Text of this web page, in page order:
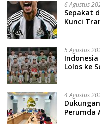
6 Agustus
Sepakat
Kunci
5 Agustus
Lolos ke
4 Agustus
Perumda